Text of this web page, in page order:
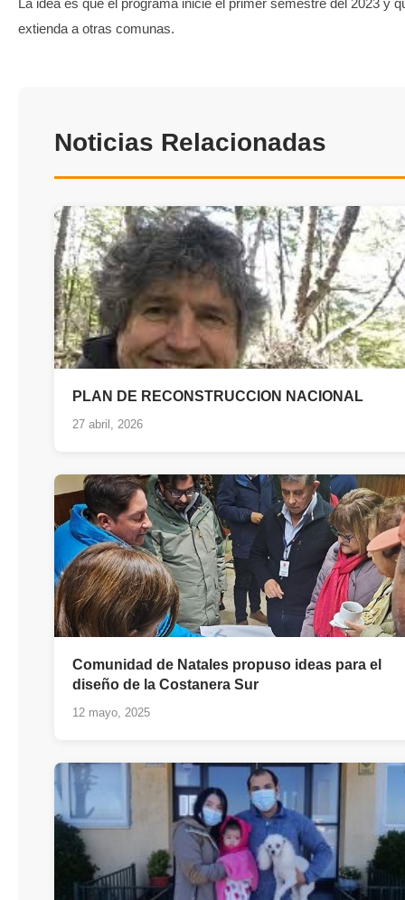
extienda a otras comunas.
Noticias Relacionadas
PLAN DE RECONSTRUCCION NACIONAL
27 abril, 2026
Comunidad de Natales propuso ideas para el
diseño de la Costanera Sur
12 mayo, 2025